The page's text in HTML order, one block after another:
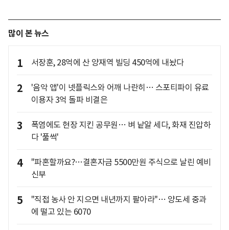
많이 본 뉴스
1 서장훈, 28억에 산 양재역 빌딩 450억에 내놨다
2
'음악 앱'이 넷플릭스와 어깨 나란히… 스포티파이 유료
이용자 3억 돌파 비결은
3
폭염에도 현장 지킨 공무원… 벼 낱알 세다, 화재 진압하
다 '풀썩'
4
"파혼할까요?…결혼자금 5500만원 주식으로 날린 예비
신부
5
"직접 농사 안 지으면 내년까지 팔아라"… 양도세 중과
에 떨고 있는 6070